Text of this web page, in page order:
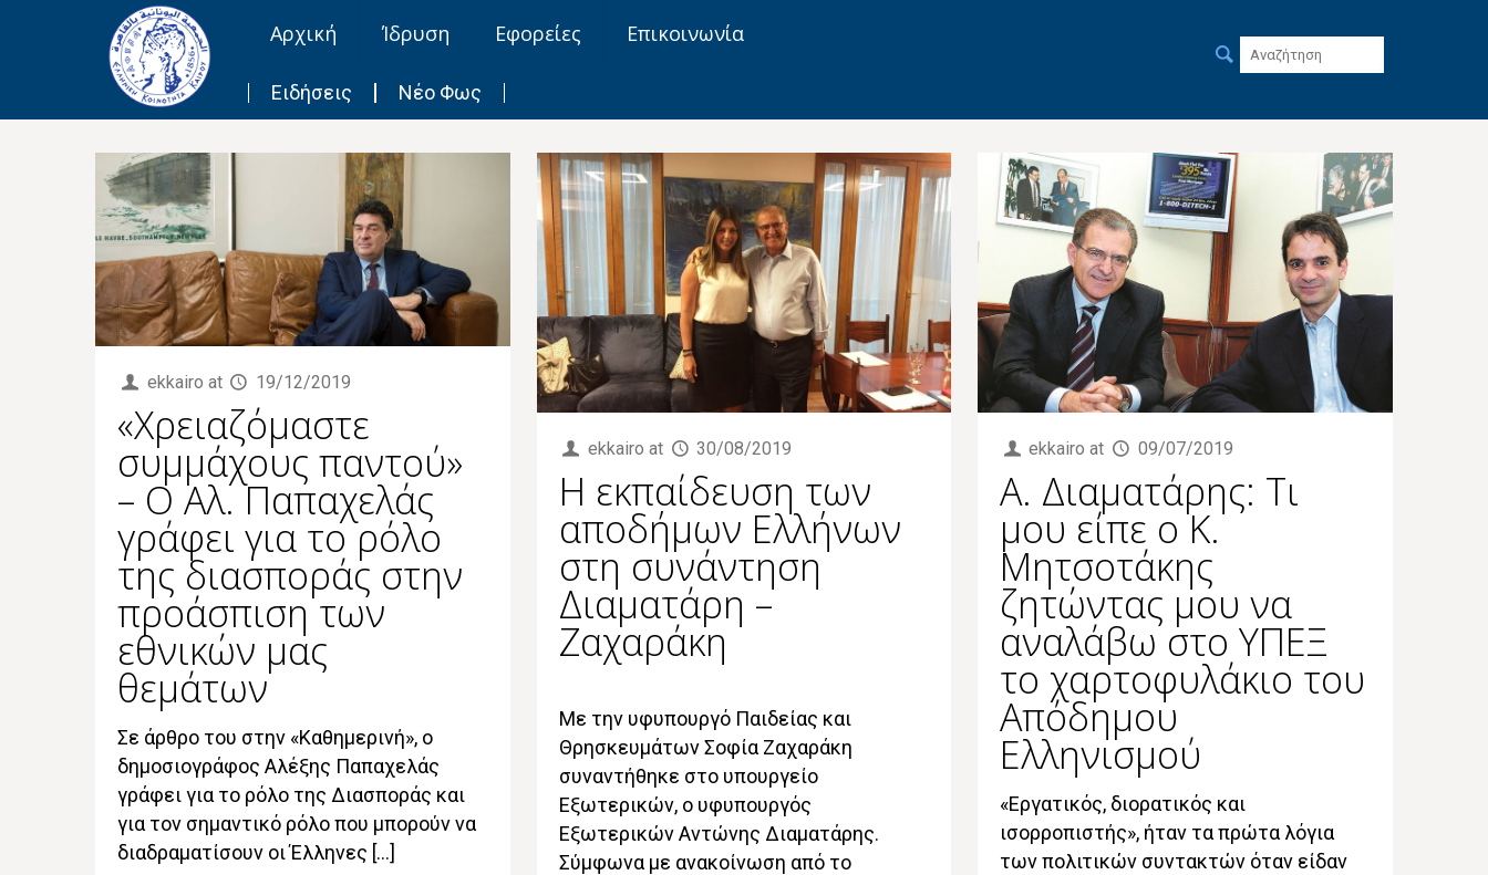
Αρχική Ίδρυση Εφορείες Επικοινωνία
Ειδήσεις Νέο Φως
ekkairo at 19/12/2019
«Χρειαζόμαστε
συμμάχους παντού»
– Ο Αλ. Παπαχελάς
γράφει για το ρόλο
της διασποράς στην
προάσπιση των
εθνικών μας
θεμάτων
Σε άρθρο του στην «Καθημερινή», ο
δημοσιογράφος Αλέξης Παπαχελάς
γράφει για το ρόλο της Διασποράς και
για τον σημαντικό ρόλο που μπορούν να
διαδραματίσουν οι Έλληνες […]
ekkairo at 30/08/2019
Η εκπαίδευση των
αποδήμων Ελλήνων
στη συνάντηση
Διαματάρη –
Ζαχαράκη
Με την υφυπουργό Παιδείας και
Θρησκευμάτων Σοφία Ζαχαράκη
συναντήθηκε στο υπουργείο
Εξωτερικών, ο υφυπουργός
Εξωτερικών Αντώνης Διαματάρης.
Σύμφωνα με ανακοίνωση από το
ekkairo at 09/07/2019
Α. Διαματάρης: Τι
μου είπε ο Κ.
Μητσοτάκης
ζητώντας μου να
αναλάβω στο ΥΠΕΞ
το χαρτοφυλάκιο του
Απόδημου
Ελληνισμού
«Εργατικός, διορατικός και
ισορροπιστής», ήταν τα πρώτα λόγια
των πολιτικών συντακτών όταν είδαν